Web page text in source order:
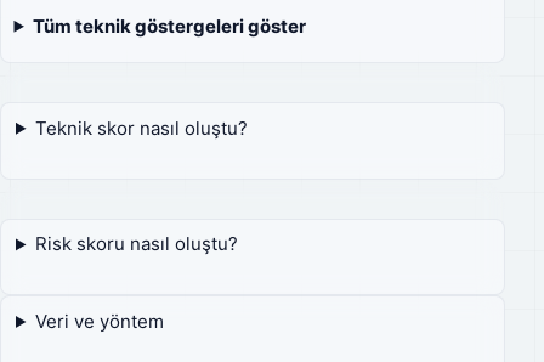
Tüm teknik göstergeleri göster
Teknik skor nasıl oluştu?
Risk skoru nasıl oluştu?
Veri ve yöntem